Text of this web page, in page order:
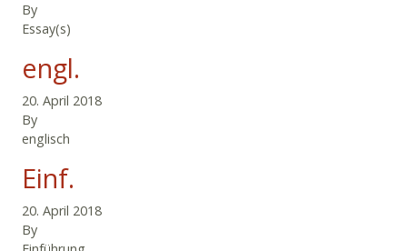
By
Essay(s)
engl.
20. April 2018
By
englisch
Einf.
20. April 2018
By